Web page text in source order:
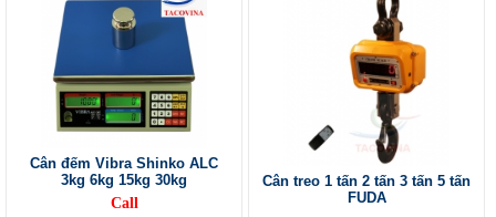
Cân đếm Vibra Shinko ALC
3kg 6kg 15kg 30kg
Call
Cân treo 1 tấn 2 tấn 3 tấn 5 tấn
FUDA